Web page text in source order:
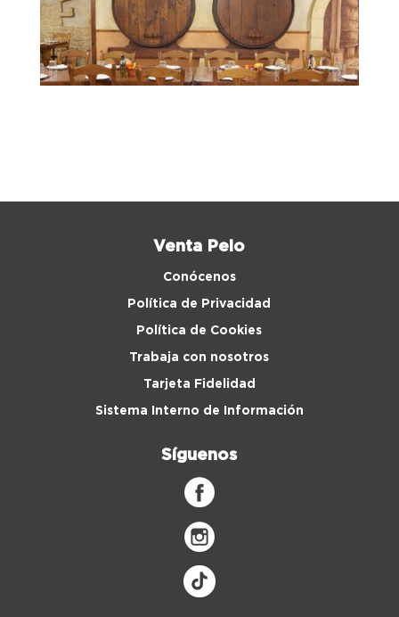
Venta Peio
Conócenos
Política de Privacidad
Política de Cookies
Trabaja con nosotros
Tarjeta Fidelidad
Sistema Interno de Información
Síguenos